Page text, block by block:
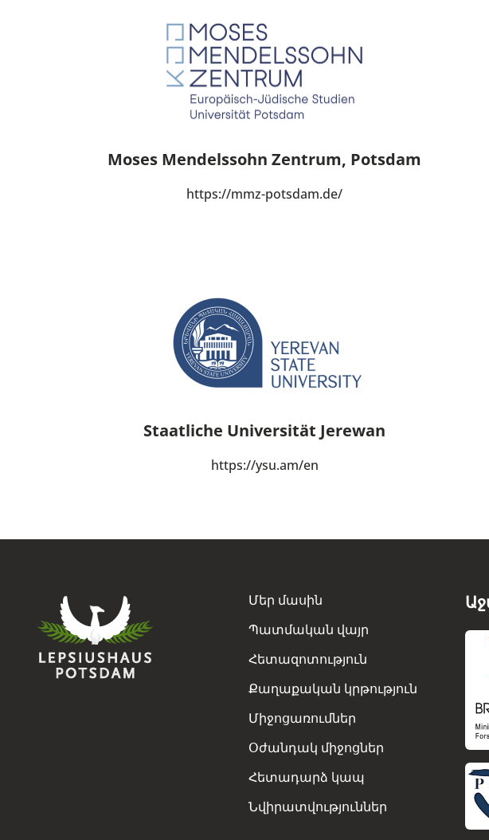
Moses Mendelssohn Zentrum, Potsdam
https://mmz-potsdam.de/
Staatliche Universität Jerewan
https://ysu.am/en
Մեր մասին
Պատմական վայր
Հետազոտություն
Քաղաքական կրթություն
Միջոցառումներ
Օժանդակ միջոցներ
Հետադարձ կապ
Նվիրատվություններ